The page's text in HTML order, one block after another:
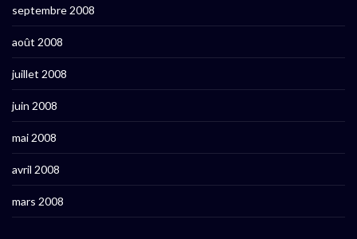
septembre 2008
août 2008
juillet 2008
juin 2008
mai 2008
avril 2008
mars 2008